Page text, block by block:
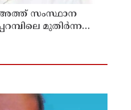
സംസ്ഥാന
മുതിർന്ന